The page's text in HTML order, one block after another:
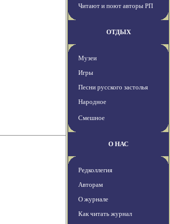
Читают и поют авторы РП
ОТДЫХ
Музеи
Игры
Песни русского застолья
Народное
Смешное
О НАС
Редколлегия
Авторам
О журнале
Как читать журнал